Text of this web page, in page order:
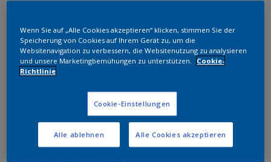
RAL 8003
SMJ03G
Muster bestellen
Bestellen Sie direkt im Webshop
Wenn Sie auf „Alle Cookies akzeptieren“ klicken, stimmen Sie der
Speicherung von Cookies auf Ihrem Gerät zu, um die
Websitenavigation zu verbessern, die Websitenutzung zu analysieren
und unsere Marketingbemühungen zu unterstützen.
Cookie-
Richtlinie
Cookie-Einstellungen
Alle ablehnen Alle Cookies akzeptieren